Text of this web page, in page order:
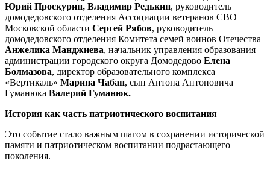
Юрий Проскурин, Владимир Редькин, руководитель
домодедовского отделения Ассоциации ветеранов СВО
Московской области Сергей Рябов, руководитель
домодедовского отделения Комитета семей воинов Отечества
Анжелика Манджиева, начальник управления образования
администрации городского округа Домодедово Елена
Болмазова, директор образовательного комплекса
«Вертикаль» Марина Чабан, сын Антона Антоновича
Гуманюка Валерий Гуманюк.
История как часть патриотического воспитания
Это событие стало важным шагом в сохранении исторической
памяти и патриотическом воспитании подрастающего
поколения.